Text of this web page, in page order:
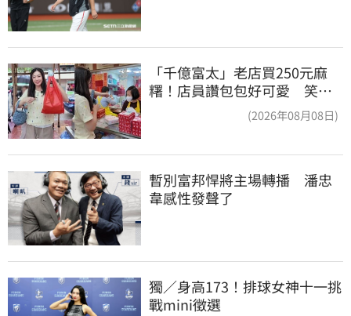
「千億富太」老店買250元麻
糬！店員讚包包好可愛 笑
(2026年08月08日)
暫別富邦悍將主場轉播　潘忠
韋感性發聲了
獨／身高173！排球女神十一挑
戰mini徵選